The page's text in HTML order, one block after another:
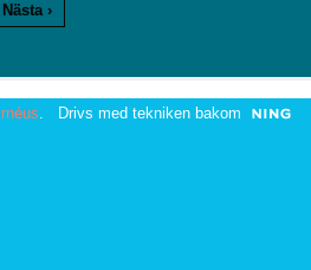
Nästa ›
. Drivs med tekniken bakom